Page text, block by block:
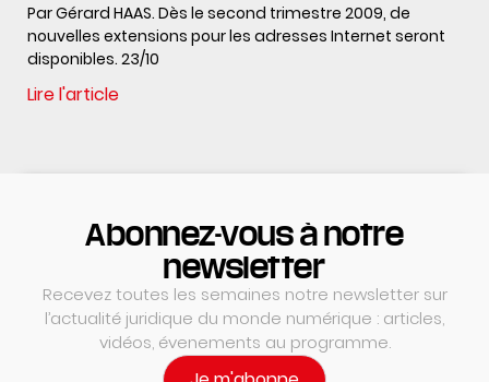
Par Gérard HAAS. Dès le second trimestre 2009, de
nouvelles extensions pour les adresses Internet seront
disponibles. 23/10
Lire l'article
Abonnez-vous à notre
newsletter
Recevez toutes les semaines notre newsletter sur
l’actualité juridique du monde numérique : articles,
vidéos, évenements au programme.